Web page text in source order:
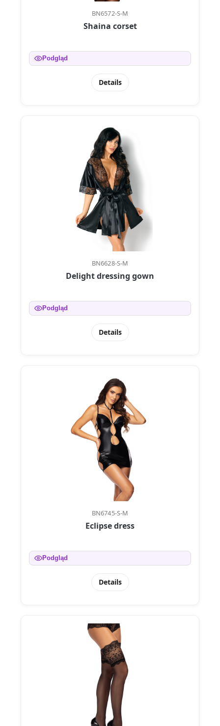
BN6572-S-M
Shaina corset
Podgląd
Details
BN6628-S-M
Delight dressing gown
Podgląd
Details
BN6745-S-M
Eclipse dress
Podgląd
Details